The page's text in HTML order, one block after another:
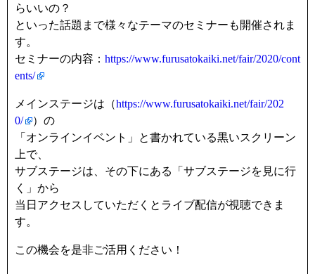
らいいの？
といった話題まで様々なテーマのセミナーも開催されま
す。
セミナーの内容： https://www.furusatokaiki.net/fair/2020/cont
ents/
メインステージは（https://www.furusatokaiki.net/fair/202
0/
）の
「オンラインイベント」と書かれている黒いスクリーン
上で、
サブステージは、その下にある「サブステージを見に行
く」から
当日アクセスしていただくとライブ配信が視聴できま
す。
この機会を是非ご活用ください！